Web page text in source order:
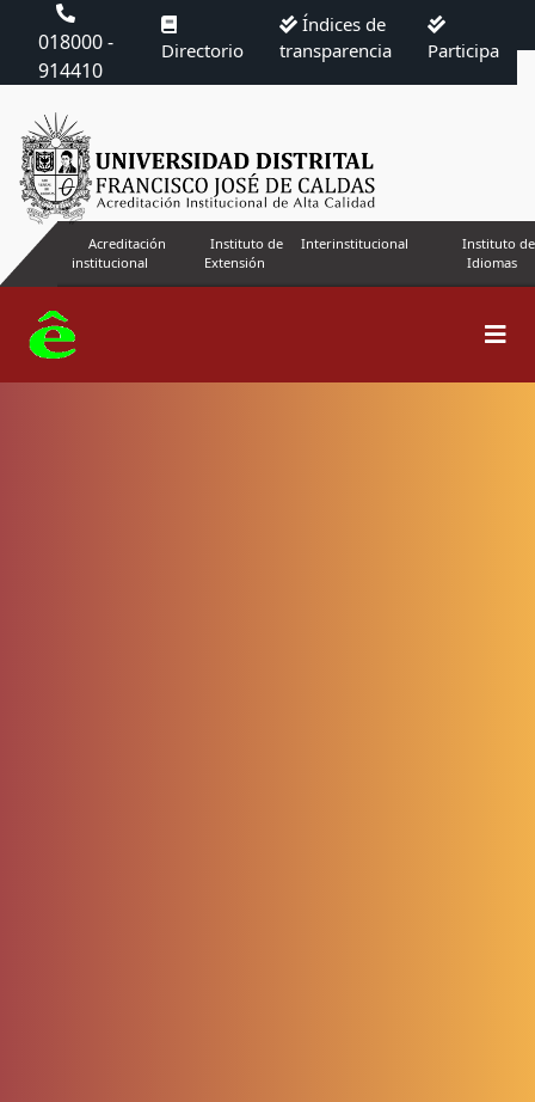
018000 -
914410
Directorio
Índices de
transparencia
Participa
Acreditación
institucional
Instituto de
Extensión
Interinstitucional
Instituto de
Idiomas